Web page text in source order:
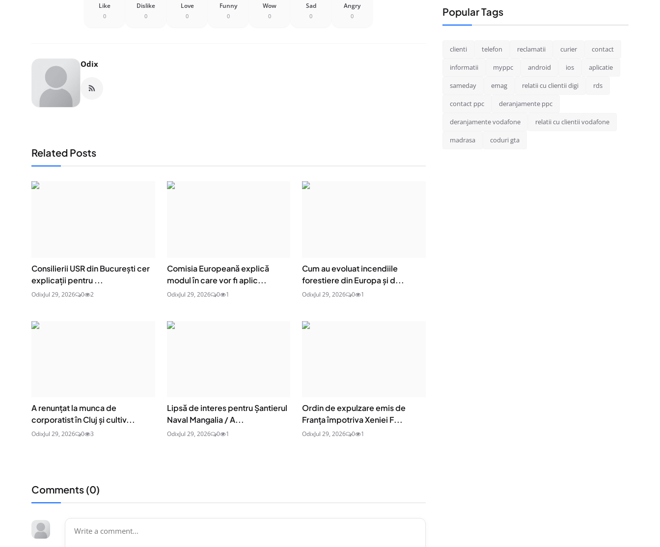
Like
0
Dislike
0
Love
0
Funny
0
Wow
0
Sad
0
Angry
0
Odix
Related Posts
Consilierii USR din București cer
explicații pentru ...
OdixJul 29, 2026 0 2
Comisia Europeană explică
modul în care vor fi aplic...
OdixJul 29, 2026 0 1
Cum au evoluat incendiile
forestiere din Europa și d...
OdixJul 29, 2026 0 1
A renunțat la munca de
corporatist în Cluj și cultiv...
OdixJul 29, 2026 0 3
Lipsă de interes pentru Șantierul
Naval Mangalia / A...
OdixJul 29, 2026 0 1
Ordin de expulzare emis de
Franța împotriva Xeniei F...
OdixJul 29, 2026 0 1
Comments (0)
Popular Tags
clienti telefon reclamatii curier contact
informatii myppc android ios aplicatie
sameday emag relatii cu clientii digi rds
contact ppc deranjamente ppc
deranjamente vodafone relatii cu clientii vodafone
madrasa coduri gta